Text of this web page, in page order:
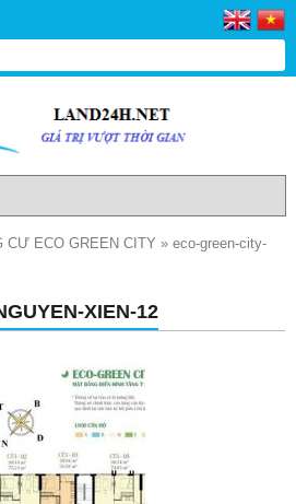
CƯ ECO GREEN CITY » eco-green-city-
XIEN-12